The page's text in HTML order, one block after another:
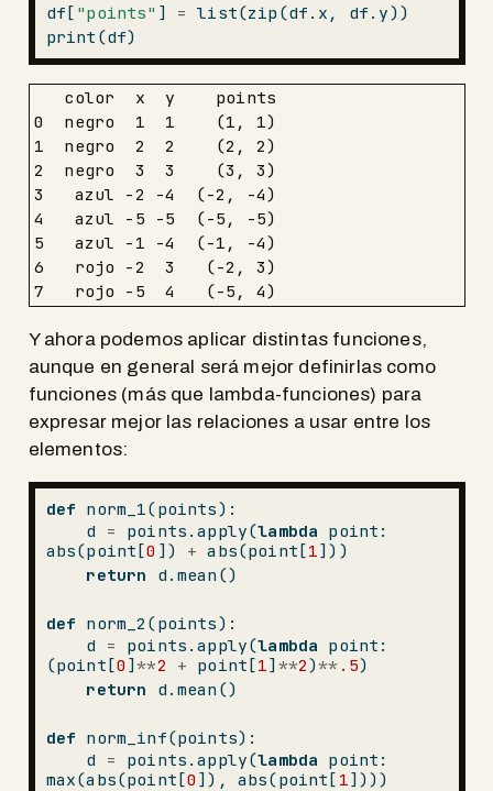
df[ "points" ] = list(zip (df.x, df.y))
print (df)
   color  x  y    points
0  negro  1  1    (1, 1)
1  negro  2  2    (2, 2)
2  negro  3  3    (3, 3)
3   azul -2 -4  (-2, -4)
4   azul -5 -5  (-5, -5)
5   azul -1 -4  (-1, -4)
6   rojo -2  3   (-2, 3)
7   rojo -5  4   (-5, 4)
Y ahora podemos aplicar distintas funciones,
aunque en general será mejor definirlas como
funciones (más que lambda-funciones) para
expresar mejor las relaciones a usar entre los
elementos:
def norm_1(points):
    d
= points.apply(lambda
abs(point[0 ]) + abs(point[1]))
return d.mean()
def norm_2(points):
    d
= points.apply(lambda point:
(point[0 ]**2 + point[1] **2)** .5)
return d.mean()
def norm_inf(points):
    d
= points.apply(lambda
max(abs(point[0 ]), abs(point[ 1])))